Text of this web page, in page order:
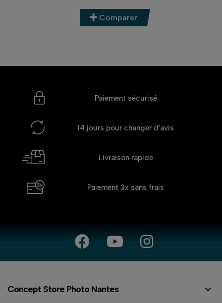
Comparer
Paiement sécurisé
14 jours pour changer d'avis
Livraison rapide
Paiement 3x sans frais
Concept Store Photo Nantes 